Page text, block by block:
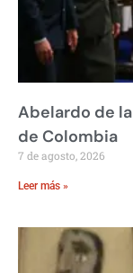
Abelardo de
de Colombia
7 de agosto, 2026
Leer más »